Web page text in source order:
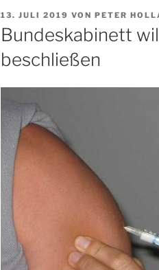
VERÖFFENTLICHT
AM
13. JULI 2019 VON PETER
Bundeskabinett
beschließen